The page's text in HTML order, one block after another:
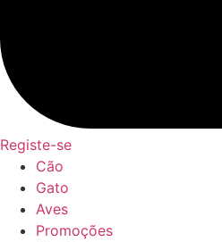
Registe-se
Cão
Gato
Aves
Promoções